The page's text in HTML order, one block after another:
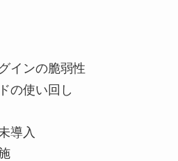
インの脆弱性
の使い回し
導入